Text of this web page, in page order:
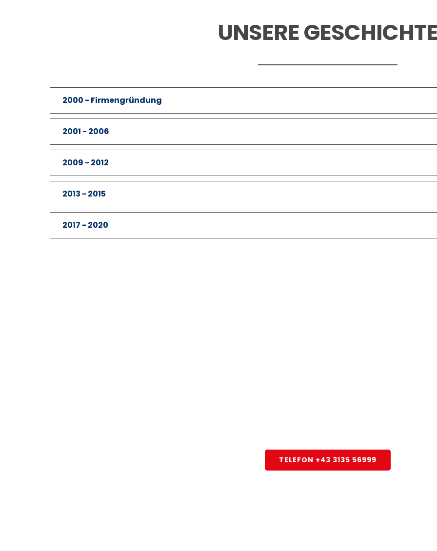
UNSERE
2000 - Firmengründung
2001 - 2006
2009 - 2012
2013 - 2015
2017 - 2020
TELEFON +43 3135 56999